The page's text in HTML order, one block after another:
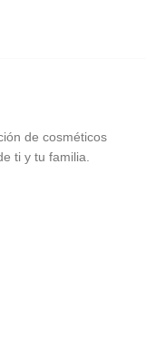
de cosméticos
ti y tu familia.